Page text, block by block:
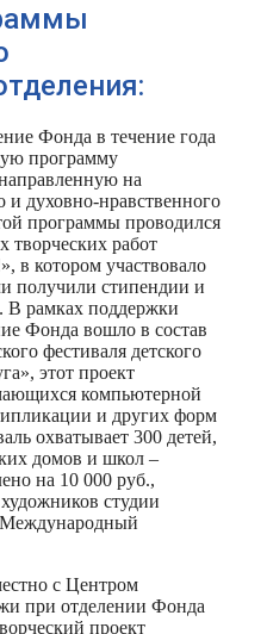
Фонда в течение года
программу
на
и духовно-нравственного
программы проводился
творческих работ
в котором участвовало
получили стипендии и
В рамках поддержки
Фонда вошло в состав
фестиваля детского
этот проект
компьютерной
и других форм
охватывает 300 детей,
домов и школ –
на 10 000 руб.,
студии
с Центром
при отделении Фонда
проект